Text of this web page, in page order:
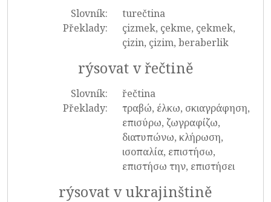
Slovník:
turečtina
Překlady:
çizmek, çekme, çekmek,
çizin, çizim, beraberlik
rýsovat v řečtině
Slovník:
řečtina
Překlady:
τραβώ, έλκω, σκιαγράφηση,
επισύρω, ζωγραφίζω,
διατυπώνω, κλήρωση,
ισοπαλία, επιστήσω,
επιστήσω την, επιστήσει
rýsovat v ukrajinštině